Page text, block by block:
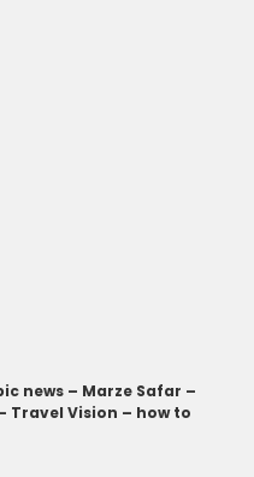
news – Marze Safar –
Travel Vision – how to